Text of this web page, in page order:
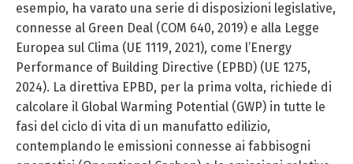
esempio, ha varato una serie di disposizioni legislative,
connesse al Green Deal (COM 640, 2019) e alla Legge
Europea sul Clima (UE 1119, 2021), come l’Energy
Performance of Building Directive (EPBD) (UE 1275,
2024). La direttiva EPBD, per la prima volta, richiede di
calcolare il Global Warming Potential (GWP) in tutte le
fasi del ciclo di vita di un manufatto edilizio,
contemplando le emissioni connesse ai fabbisogni